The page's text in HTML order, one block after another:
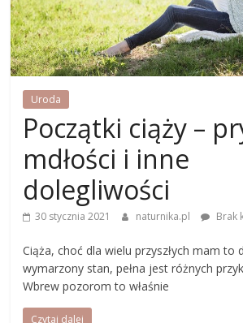
Uroda
Początki ciąży –
mdłości i inne
dolegliwości
30 stycznia 2021 naturnika.pl Brak
Ciąża, choć dla wielu przyszłych mam to
wymarzony stan, pełna jest różnych
Wbrew pozorom to właśnie
Czytaj dalej